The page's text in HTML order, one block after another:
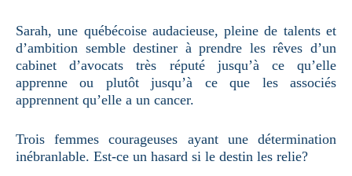
Sarah, une québécoise audacieuse, pleine de talents et
d’ambition semble destiner à prendre les rêves d’un
cabinet d’avocats très réputé jusqu’à ce qu’elle
apprenne ou plutôt jusqu’à ce que les associés
apprennent qu’elle a un cancer.
Trois femmes courageuses ayant une détermination
inébranlable. Est-ce un hasard si le destin les relie?